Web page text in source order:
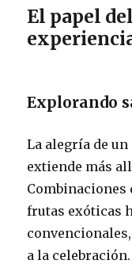
El papel
Explorando
La alegría de
extiende más
Combinaciones
frutas exóticas
a la celebración.